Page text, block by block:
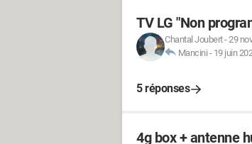
TV LG "Non
Chantal Joubert-29
Mancini - 19 juin
5 réponses
4g box + antenne